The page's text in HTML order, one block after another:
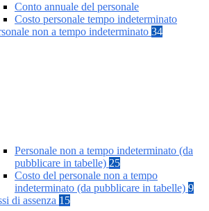
Conto annuale del personale
Costo personale tempo indeterminato
non a tempo indeterminato 34
Personale non a tempo indeterminato (da
pubblicare in tabelle) 25
Costo del personale non a tempo
indeterminato (da pubblicare in tabelle) 9
di assenza 15